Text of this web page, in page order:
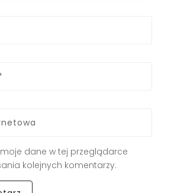
dane w tej przeglądarce
kolejnych komentarzy.